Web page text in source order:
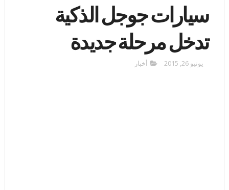
سيارات جوجل الذكية
تدخل مرحلة جديدة
يونيو 26, 2015 أخبار